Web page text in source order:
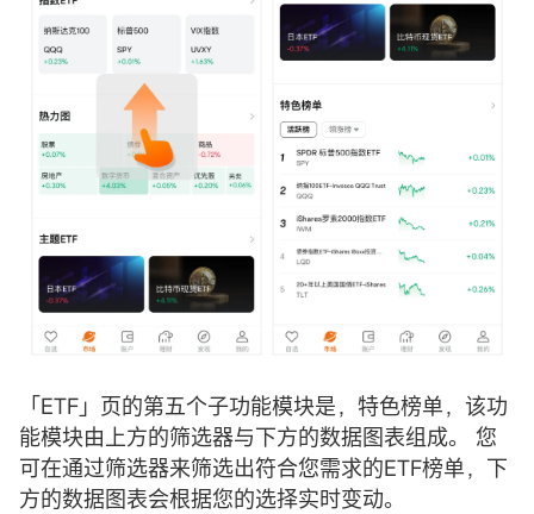
「ETF」页的第五个子功能模块是，特色榜单，该功
能模块由上方的筛选器与下方的数据图表组成。 您
可在通过筛选器来筛选出符合您需求的ETF榜单，下
方的数据图表会根据您的选择实时变动。